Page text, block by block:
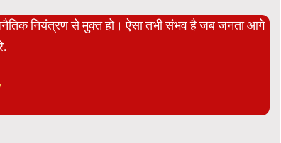
नियंत्रण से मुक्त हो। ऐसा तभी संभव है जब जनता आगे